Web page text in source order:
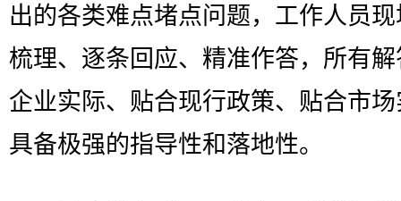
出的各类难点堵点问题，工作人员
梳理、逐条回应、精准作答，所有
企业实际、贴合现行政策、贴合市
具备极强的指导性和落地性。